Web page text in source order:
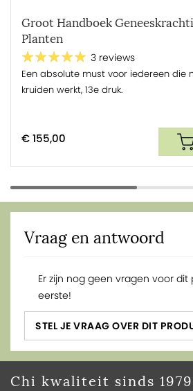
Groot Handboek
Planten
3 reviews
Een absolute must voor iedereen die
kruiden werkt, 13e druk.
€ 155,00
Vraag en antwoord
Er zijn nog geen vragen voor dit
eerste!
STEL JE VRAAG OVER DIT
Chi kwaliteit sinds 1979